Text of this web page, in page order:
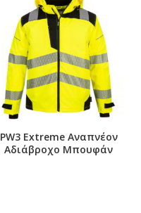
PW3 Extreme Αναπνέον
Αδιάβροχο Μπουφάν